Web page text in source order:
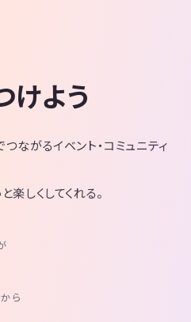
けよう
ながるイベント・コミュニティ
楽しくしてくれる。
ら